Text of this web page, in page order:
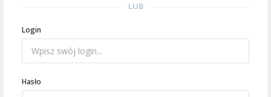
LUB
Login
Hasło